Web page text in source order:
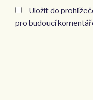
Uložit do
pro budoucí